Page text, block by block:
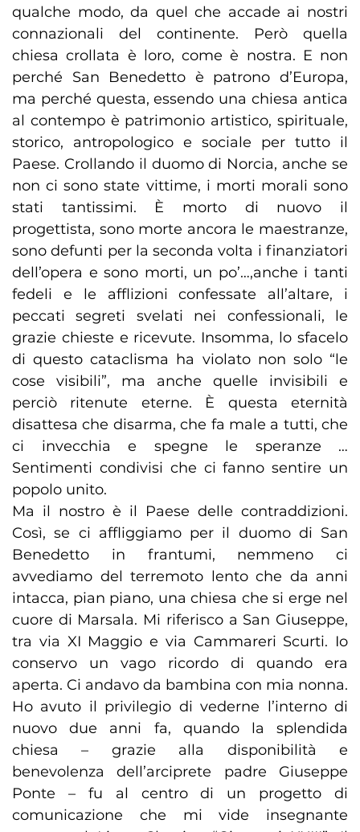
qualche modo, da quel che accade ai nostri
connazionali del continente. Però quella
chiesa crollata è loro, come è nostra. E non
perché San Benedetto è patrono d’Europa,
ma perché questa, essendo una chiesa antica
al contempo è patrimonio artistico, spirituale,
storico, antropologico e sociale per tutto il
Paese. Crollando il duomo di Norcia, anche se
non ci sono state vittime, i morti morali sono
stati tantissimi. È morto di nuovo il
progettista, sono morte ancora le maestranze,
sono defunti per la seconda volta i finanziatori
dell’opera e sono morti, un po’…,anche i tanti
fedeli e le afflizioni confessate all’altare, i
peccati segreti svelati nei confessionali, le
grazie chieste e ricevute. Insomma, lo sfacelo
di questo cataclisma ha violato non solo “le
cose visibili”, ma anche quelle invisibili e
perciò ritenute eterne. È questa eternità
disattesa che disarma, che fa male a tutti, che
ci invecchia e spegne le speranze …
Sentimenti condivisi che ci fanno sentire un
popolo unito.
Ma il nostro è il Paese delle contraddizioni.
Così, se ci affliggiamo per il duomo di San
Benedetto in frantumi, nemmeno ci
avvediamo del terremoto lento che da anni
intacca, pian piano, una chiesa che si erge nel
cuore di Marsala. Mi riferisco a San Giuseppe,
tra via XI Maggio e via Cammareri Scurti. Io
conservo un vago ricordo di quando era
aperta. Ci andavo da bambina con mia nonna.
Ho avuto il privilegio di vederne l’interno di
nuovo due anni fa, quando la splendida
chiesa – grazie alla disponibilità e
benevolenza dell’arciprete padre Giuseppe
Ponte – fu al centro di un progetto di
comunicazione che mi vide insegnante